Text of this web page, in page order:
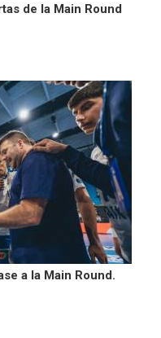
de la Main Round
a la Main Round.